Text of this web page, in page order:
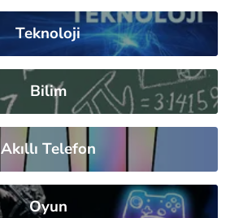
Teknoloji
Bilim
Akıllı Telefon
Oyun